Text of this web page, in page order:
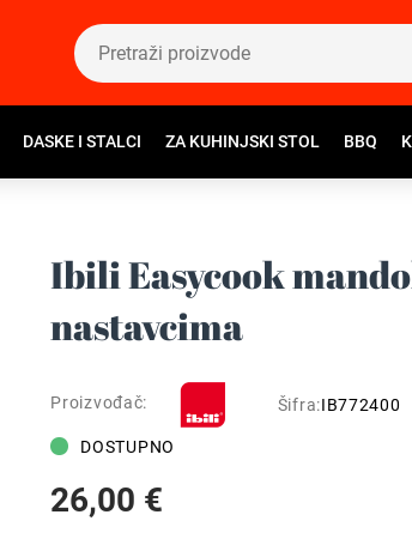
DASKE I STALCI ZA KUHINJSKI STOL BBQ
Ibili Easycook
nastavcima
Proizvođač: Šifra:IB772400
DOSTUPNO
26,00 €